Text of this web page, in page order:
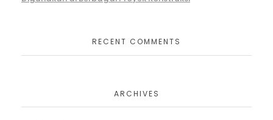
RECENT COMMENTS
ARCHIVES